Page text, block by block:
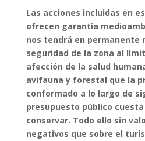
Las acciones incluidas en
ofrecen garantía
nos tendrá en permanente
seguridad de la zona al
afección de la salud
avifauna y forestal que la
conformado a lo largo de
presupuesto público
conservar. Todo ello sin
negativos que sobre el